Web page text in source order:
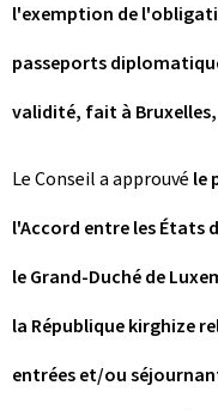
l'exemption de
passeports
validité, fait à Bruxelles,
Le Conseil a approuvé le
l'Accord entre les États
le Grand-Duché de
la République kirghize
entrées et/ou